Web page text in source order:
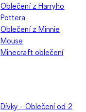
Oblečení z Harryho
Pottera
Oblečení z Minnie
Mouse
Minecraft oblečení
Dívky - Oblečení od 2